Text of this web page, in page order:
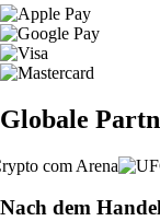
Globale
Nach dem